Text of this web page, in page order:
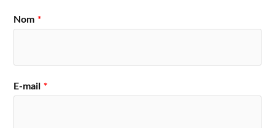
Nom *
E-mail *